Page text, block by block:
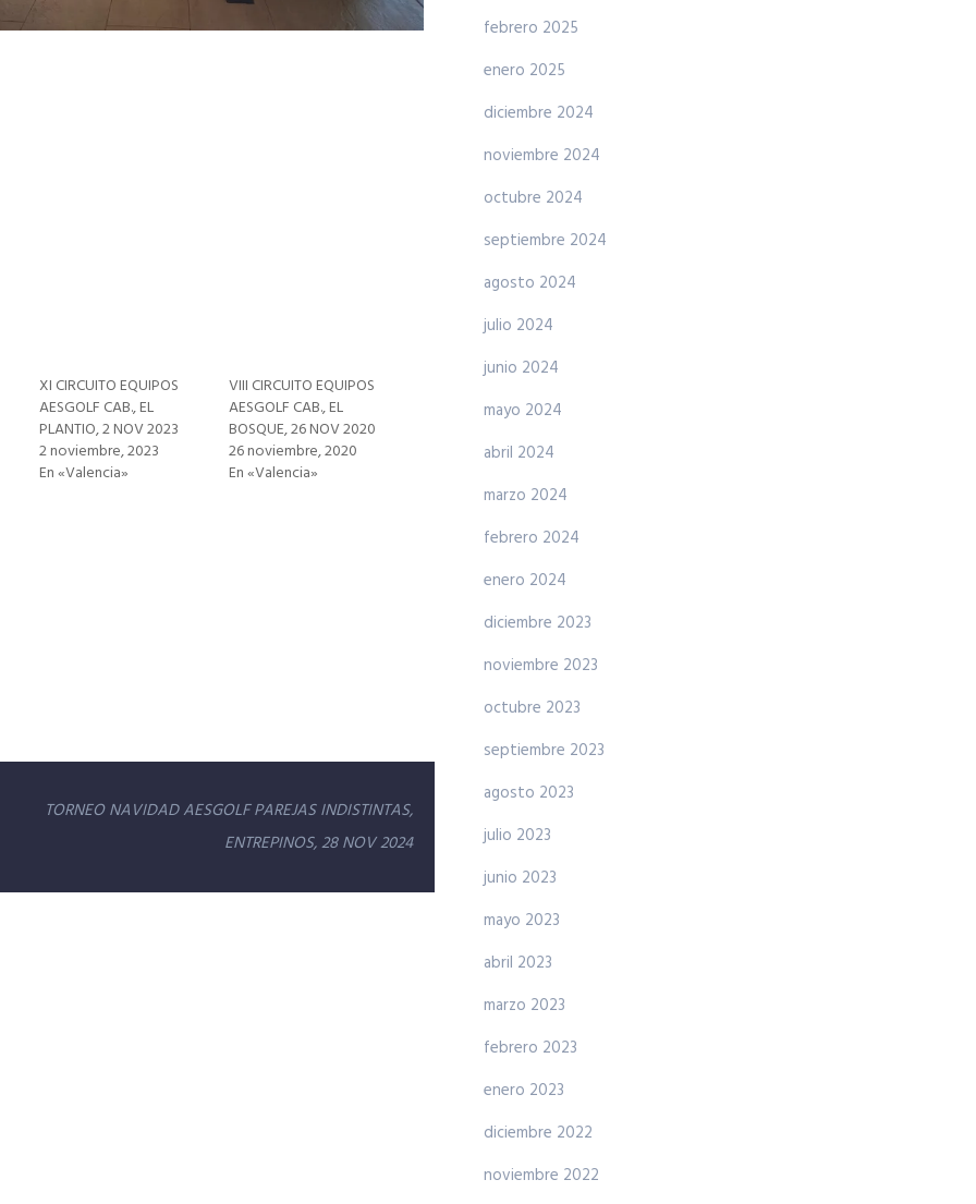
XI CIRCUITO EQUIPOS
AESGOLF CAB., EL
PLANTIO, 2 NOV 2023
2 noviembre, 2023
En «Valencia»
VIII CIRCUITO EQUIPOS
AESGOLF CAB., EL
BOSQUE, 26 NOV 2020
26 noviembre, 2020
En «Valencia»
TORNEO NAVIDAD AESGOLF PAREJAS INDISTINTAS,
ENTREPINOS, 28 NOV 2024
febrero 2025
enero 2025
diciembre 2024
noviembre 2024
octubre 2024
septiembre 2024
agosto 2024
julio 2024
junio 2024
mayo 2024
abril 2024
marzo 2024
febrero 2024
enero 2024
diciembre 2023
noviembre 2023
octubre 2023
septiembre 2023
agosto 2023
julio 2023
junio 2023
mayo 2023
abril 2023
marzo 2023
febrero 2023
enero 2023
diciembre 2022
noviembre 2022